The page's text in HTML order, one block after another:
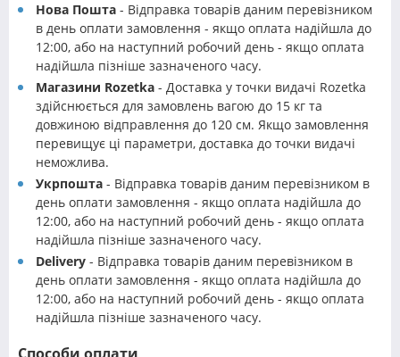
Нова Пошта - Відправка товарів даним перевізником
в день оплати замовлення - якщо оплата надійшла до
12:00, або на наступний робочий день - якщо оплата
надійшла пізніше зазначеного часу.
Магазини Rozetka - Доставка у точки видачі Rozetka
здійснюється для замовлень вагою до 15 кг та
довжиною відправлення до 120 см. Якщо замовлення
перевищує ці параметри, доставка до точки видачі
неможлива.
Укрпошта - Відправка товарів даним перевізником в
день оплати замовлення - якщо оплата надійшла до
12:00, або на наступний робочий день - якщо оплата
надійшла пізніше зазначеного часу.
Delivery - Відправка товарів даним перевізником в
день оплати замовлення - якщо оплата надійшла до
12:00, або на наступний робочий день - якщо оплата
надійшла пізніше зазначеного часу.